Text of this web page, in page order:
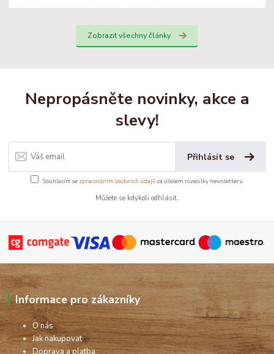
Zobrazit všechny články
Nepropásněte novinky, akce a
slevy!
Přihlásit se
Souhlasím se zpracováním osobních údajůza účelem rozesílky newsletteru.
Můžete se kdykoli odhlásit.
Informace pro zákazníky
O nás
Jak nakupovat
Doprava a platba